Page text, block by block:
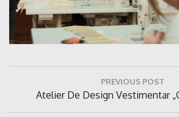
articole
PREVIOUS POST
Previous
Post:
Atelier De Design Vestimentar